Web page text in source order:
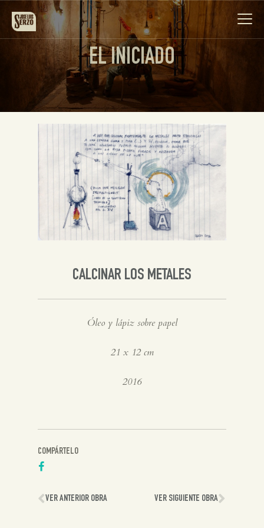
Obra
Biografía
Noticias
Contacto
Español
Inglés
EL INICIADO
CALCINAR LOS METALES
Óleo y lápiz sobre papel
21 x 12 cm
2016
COMPÁRTELO
VER ANTERIOR OBRA VER SIGUIENTE OBRA